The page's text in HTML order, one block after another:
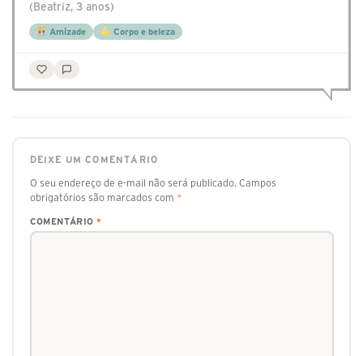
(Beatriz, 3 anos)
Amizade Corpo e beleza
DEIXE UM COMENTÁRIO
O seu endereço de e-mail não será publicado. Campos
obrigatórios são marcados com *
COMENTÁRIO *